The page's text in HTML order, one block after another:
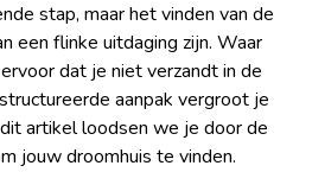
stap, maar het vinden van de
een flinke uitdaging zijn. Waar
dat je niet verzandt in de
aanpak vergroot je
artikel loodsen we je door de
jouw droomhuis te vinden.